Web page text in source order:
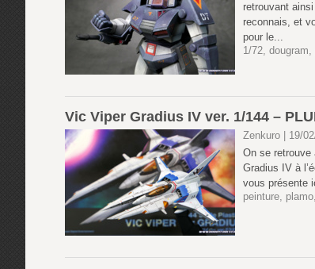
retrouvant
reconnais, et
pour le...
1/72, dougram,
Vic Viper Gradius IV ver. 1/144 –
Zenkuro | 19/
On se retrouve
Gradius IV à
vous présente
peinture, plamo,